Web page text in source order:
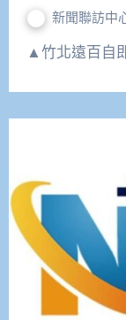
新聞聯訪中
▲竹北遠百